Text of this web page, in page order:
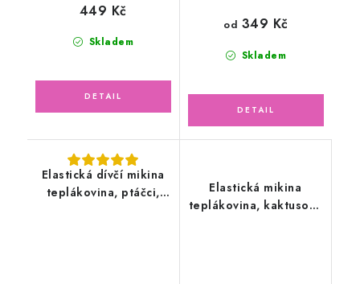
Skladem
449 Kč
Skladem
od 349 Kč
Elastická dívčí mikina
teplákovina, ptáčci,
Elastická mikina
teplákovina, kaktusově